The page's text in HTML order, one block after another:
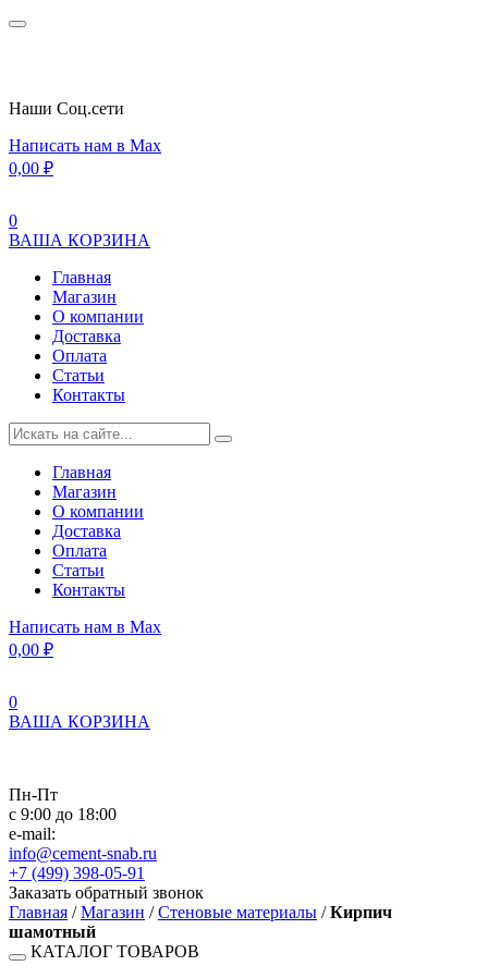
Наши Cоц.сети
Написать нам в Max
0,00 ₽
0
ВАША КОРЗИНА
Главная
Магазин
О компании
Доставка
Оплата
Статьи
Контакты
Главная
Магазин
О компании
Доставка
Оплата
Статьи
Контакты
Написать нам в Max
0,00 ₽
0
ВАША КОРЗИНА
Пн-Пт
с 9:00 до 18:00
e-mail:
info@cement-snab.ru
+7 (499) 398-05-91
Заказать обратный звонок
Главная /Магазин /Стеновые материалы /Кирпич
шамотный
КАТАЛОГ ТОВАРОВ